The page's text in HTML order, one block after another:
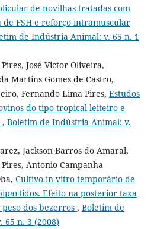
de novilhas tratadas com
de FSH e reforço intramuscular
de Indústria Animal: v. 65 n. 1
José Victor Oliveira,
Martins Gomes de Castro,
Fernando Lima Pires, Estudos
do tipo tropical leiteiro e
, Boletim de Indústria Animal: v.
Jackson Barros do Amaral,
Antonio Campanha
Cultivo in vitro temporário de
Efeito na posterior taxa
dos bezerros , Boletim de
n. 3 (2008)